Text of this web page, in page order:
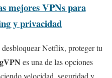
mejores VPNs para
y privacidad
Netflix, proteger tu
es una de las opciones
velocidad, seguridad y